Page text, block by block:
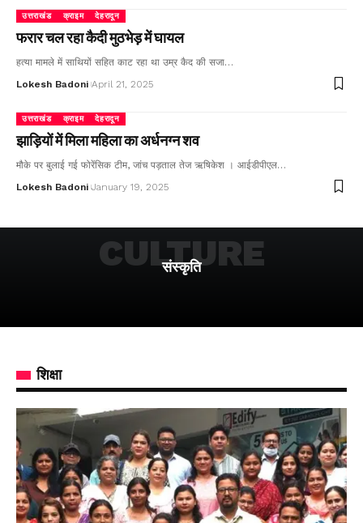
उत्तराखंड क्राइम देहरादून
फरार चल रहा कैदी मुठभेड़ में घायल
हत्या मामले में साथियों सहित काट रहा था उम्र कैद की सजा…
Lokesh Badoni April 21, 2025
उत्तराखंड क्राइम देहरादून
झाड़ियों में मिला महिला का अर्धनग्न शव
मौके पर बुलाई गई फोरेंसिक टीम, जांच पड़ताल तेज ऋषिकेश । आईडीपीएल…
Lokesh Badoni January 19, 2025
संस्कृति
CULTURE
शिक्षा